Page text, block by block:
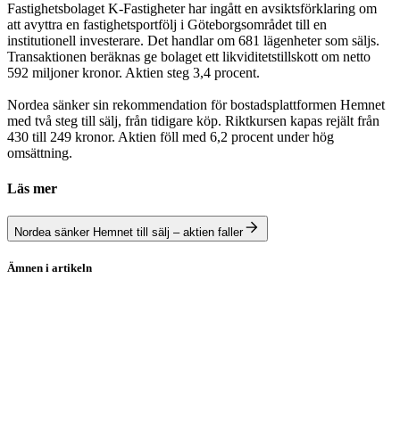
Fastighetsbolaget K-Fastigheter har ingått en avsiktsförklaring om
att avyttra en fastighetsportfölj i Göteborgsområdet till en
institutionell investerare. Det handlar om 681 lägenheter som säljs.
Transaktionen beräknas ge bolaget ett likviditetstillskott om netto
592 miljoner kronor. Aktien steg 3,4 procent.
Nordea sänker sin rekommendation för bostadsplattformen Hemnet
med två steg till sälj, från tidigare köp. Riktkursen kapas rejält från
430 till 249 kronor. Aktien föll med 6,2 procent under hög
omsättning.
Läs mer
Nordea sänker Hemnet till sälj – aktien faller
Ämnen i artikeln